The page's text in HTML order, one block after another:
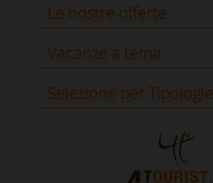
Le nostre offerte
Vacanze a tema
Selezione per Tipologie